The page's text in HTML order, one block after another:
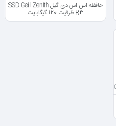
حافظه اس اس دی گیل SSD Geil Zenith
R3 ظرفیت 120 گیگابایت